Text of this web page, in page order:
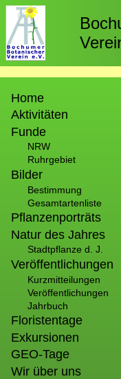
Direkt
zum
Inhalt
Home
Aktivitäten
Funde
NRW
Ruhrgebiet
Bilder
Bestimmung
Gesamtartenliste
Pflanzenporträts
Natur des Jahres
Stadtpflanze d. J.
Veröffentlichungen
Kurzmitteilungen
Veröffentlichungen
Jahrbuch
Floristentage
Exkursionen
GEO-Tage
Wir über uns